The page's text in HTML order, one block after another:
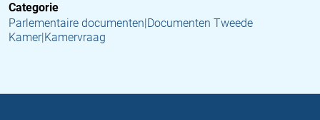
Categorie
Parlementaire documenten|Documenten Tweede
Kamer|Kamervraag